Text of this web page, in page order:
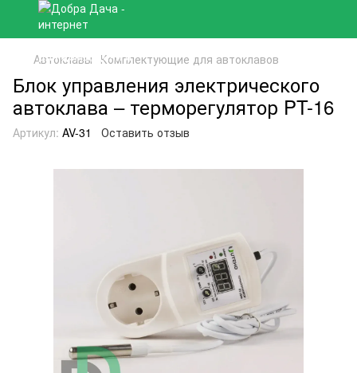
Автоклавы Комплектующие для автоклавов
Блок управления электрического
автоклава – терморегулятор PT-16
Артикул: AV-31 Оставить отзыв